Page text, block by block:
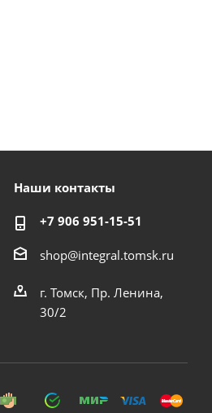
Наши контакты
+7 906 951-15-51
shop@integral.tomsk.ru
г. Томск, Пр. Ленина,
30/2